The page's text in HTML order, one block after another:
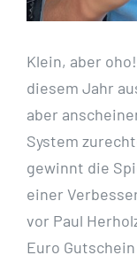
Klein, aber
diesem Jahr
aber
System
gewinnt die
einer
vor Paul
Euro